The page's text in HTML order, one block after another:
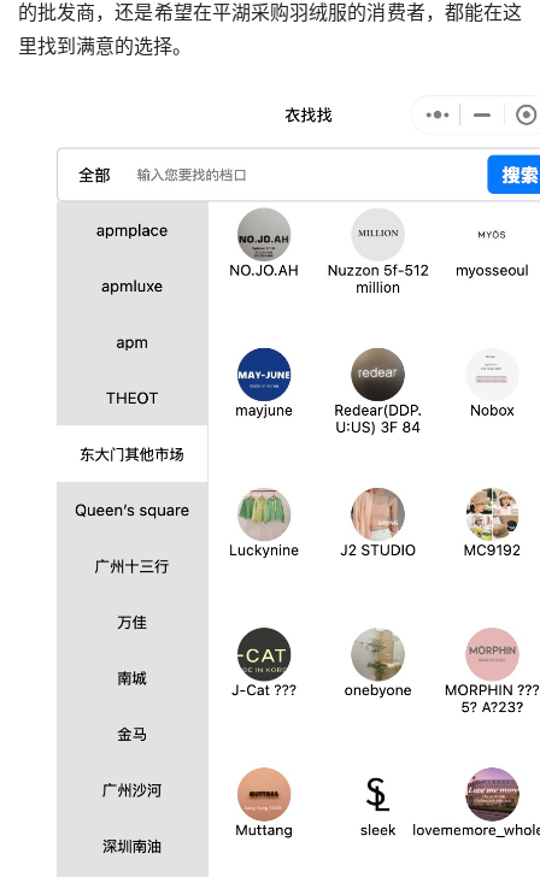
的批发商，还是希望在平湖采购羽绒服的消费者，都能在这
里找到满意的选择。